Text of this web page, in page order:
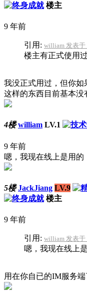
楼主
9 年前
引用: william 发表于
楼主有正式使用
我没正式用过，但你如
这样的东西目前基本没
4楼 william LV.1
9 年前
嗯，我现在线上是用的
5楼 JackJiang LV.9
楼主
9 年前
引用: william 发表于
嗯，我现在线上
用在你自已的IM服务